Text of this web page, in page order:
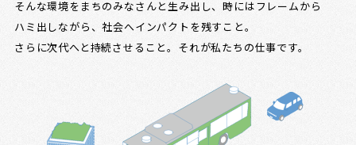
そんな環境をまちのみなさんと生み出し、時にはフレームから
ハミ出しながら、社会へインパクトを残すこと。
さらに次代へと持続させること。それが私たちの仕事です。